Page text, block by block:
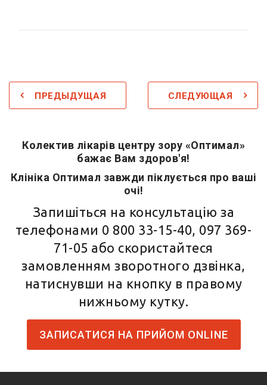
ПРЕДЫДУЩАЯ СЛЕДУЮЩАЯ
Колектив лікарів центру зору «Оптимал»
бажає Вам здоров'я!
Клініка Оптимал завжди піклується про ваші
очі!
Запишіться на консультацію за
телефонами 0 800 33-15-40, 097 369-
71-05 або скористайтеся
замовленням зворотного дзвінка,
натиснувши на кнопку в правому
нижньому кутку.
ЗАПИСАТИСЯ НА ПРИЙОМ ONLINE